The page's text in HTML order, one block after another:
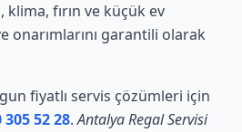
klima, fırın ve küçük ev
onarımlarını garantili olarak
fiyatlı servis çözümleri için
305 52 28.Antalya Regal Servisi